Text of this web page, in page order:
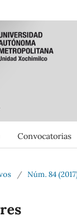
Convocatorias
/ Núm. 84